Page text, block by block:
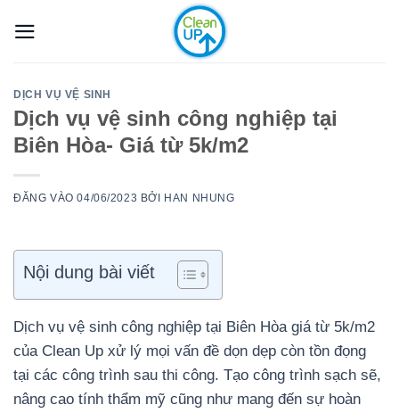
qua
DỊCH VỤ VỆ SINH
Dịch vụ vệ sinh công nghiệp tại
Biên Hòa- Giá từ 5k/m2
ĐĂNG VÀO04/06/2023 BỞI HAN NHUNG
Nội dung bài viết
Dịch vụ vệ sinh công nghiệp tại Biên Hòa giá từ 5k/m2
của Clean Up xử lý mọi vấn đề dọn dẹp còn tồn đọng
tại các công trình sau thi công. Tạo công trình sạch sẽ,
nâng cao tính thẩm mỹ cũng như mang đến sự hoàn